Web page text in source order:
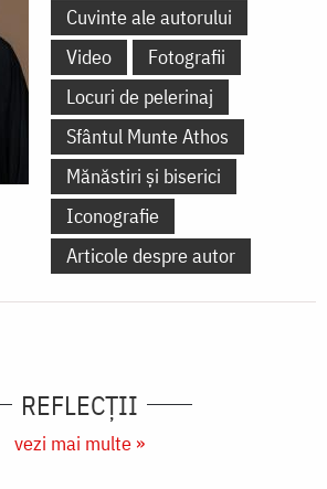
Cuvinte ale autorului
Video
Fotografii
Locuri de pelerinaj
Sfântul Munte Athos
Mănăstiri și biserici
Iconografie
Articole despre autor
REFLECȚII
vezi mai multe »